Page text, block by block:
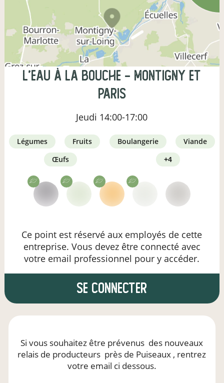
L'eau à la Bouche - Montigny et
Paris
Jeudi 14:00-17:00
légumes fruits boulangerie
viande
œufs
+4
Ce point est réservé aux employés de cette
entreprise. Vous devez être connecté avec
votre email professionnel pour y accéder.
se connecter
Si vous souhaitez être prévenus des nouveaux
relais de producteurs près de Puiseaux , rentrez
votre email ci dessous.